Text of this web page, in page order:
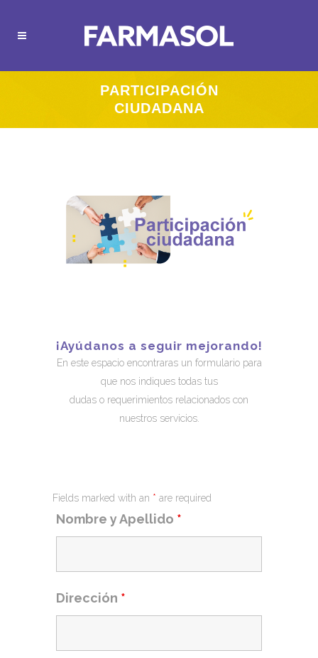
PARTICIPACIÓN
CIUDADANA
¡Ayúdanos a seguir mejorando!
En este espacio encontraras un formulario para
que nos indiques todas tus
dudas o requerimientos relacionados con
nuestros servicios.
Fields marked with an * are required
Nombre y Apellido *
Dirección *